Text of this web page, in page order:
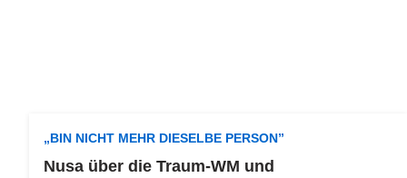
„BIN NICHT MEHR DIESELBE PERSON”
Nusa über die Traum-WM und